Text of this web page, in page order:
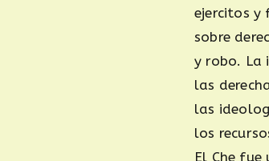
ejercitos y
sobre
y robo. La
las
las
los
El Che